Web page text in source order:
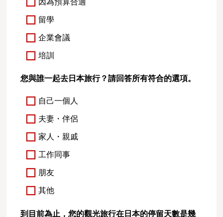
留學
企業會議
培訓
您與誰一起去日本旅行？請回答所有符合的選項。
自己一個人
夫妻・伴侶
家人・親戚
工作同事
朋友
其他
到目前為止，您的觀光旅行在日本的停留天數是幾